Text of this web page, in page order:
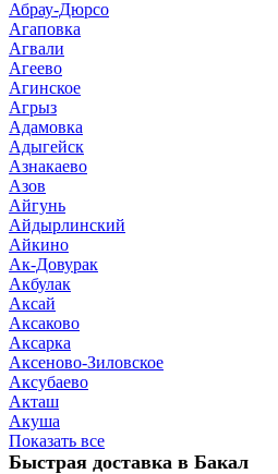
Абрау-Дюрсо
Агаповка
Агвали
Агеево
Агинское
Агрыз
Адамовка
Адыгейск
Азнакаево
Азов
Айгунь
Айдырлинский
Айкино
Ак-Довурак
Акбулак
Аксай
Аксаково
Аксарка
Аксеново-Зиловское
Аксубаево
Акташ
Акуша
Показать все
Быстрая доставка в Бакал